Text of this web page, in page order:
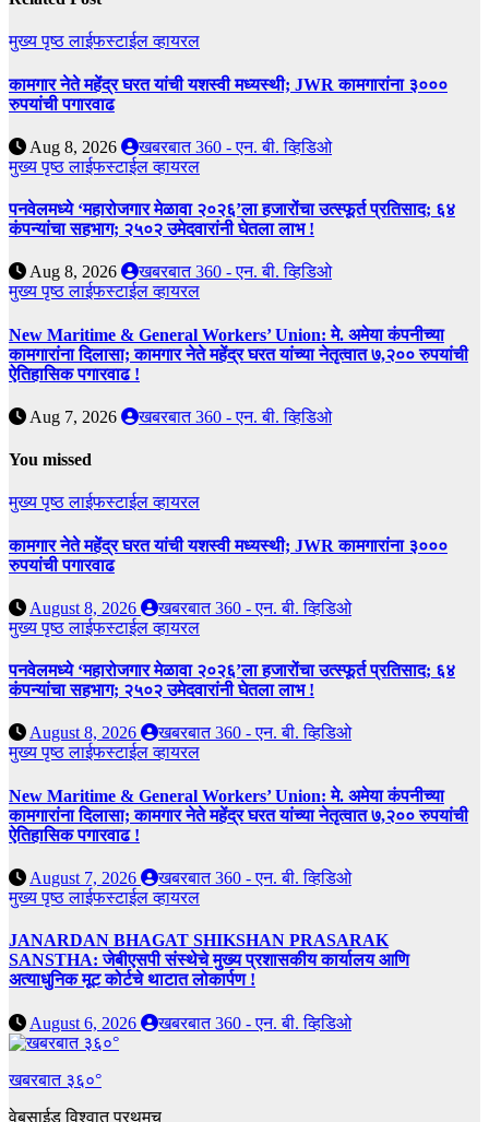
मुख्य पृष्ठलाईफस्टाईलव्हायरल
कामगार नेते महेंद्र घरत यांची यशस्वी मध्यस्थी; JWR कामगारांना ३०००
रुपयांची पगारवाढ
Aug 8, 2026
खबरबात 360 - एन. बी. व्हिडिओ
मुख्य पृष्ठलाईफस्टाईलव्हायरल
पनवेलमध्ये ‘महारोजगार मेळावा २०२६’ला हजारोंचा उत्स्फूर्त प्रतिसाद; ६४
कंपन्यांचा सहभाग; २५०२ उमेदवारांनी घेतला लाभ !
Aug 8, 2026
खबरबात 360 - एन. बी. व्हिडिओ
मुख्य पृष्ठलाईफस्टाईलव्हायरल
New Maritime & General Workers’ Union: मे. अमेया कंपनीच्या
कामगारांना दिलासा; कामगार नेते महेंद्र घरत यांच्या नेतृत्वात ७,२०० रुपयांची
ऐतिहासिक पगारवाढ !
Aug 7, 2026 खबरबात 360 - एन. बी. व्हिडिओ
You missed
मुख्य पृष्ठलाईफस्टाईलव्हायरल
कामगार नेते महेंद्र घरत यांची यशस्वी मध्यस्थी; JWR कामगारांना ३०००
रुपयांची पगारवाढ
August 8, 2026
खबरबात 360 - एन. बी. व्हिडिओ
मुख्य पृष्ठलाईफस्टाईलव्हायरल
पनवेलमध्ये ‘महारोजगार मेळावा २०२६’ला हजारोंचा उत्स्फूर्त प्रतिसाद; ६४
कंपन्यांचा सहभाग; २५०२ उमेदवारांनी घेतला लाभ !
August 8, 2026
खबरबात 360 - एन. बी. व्हिडिओ
मुख्य पृष्ठलाईफस्टाईलव्हायरल
New Maritime & General Workers’ Union: मे. अमेया कंपनीच्या
कामगारांना दिलासा; कामगार नेते महेंद्र घरत यांच्या नेतृत्वात ७,२०० रुपयांची
ऐतिहासिक पगारवाढ !
August 7, 2026
खबरबात 360 - एन. बी. व्हिडिओ
मुख्य पृष्ठलाईफस्टाईलव्हायरल
JANARDAN BHAGAT SHIKSHAN PRASARAK
SANSTHA: जेबीएसपी संस्थेचे मुख्य प्रशासकीय कार्यालय आणि
अत्याधुनिक मूट कोर्टचे थाटात लोकार्पण !
August 6, 2026 खबरबात 360 - एन. बी. व्हिडिओ
खबरबात ३६०°
वेबसाईड विश्वात प्रथमच